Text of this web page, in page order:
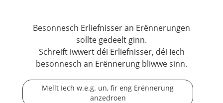
Besonnesch Erliefnisser an Erënnerungen
sollte gedeelt ginn.
Schreift iwwert déi Erliefnisser, déi Iech
besonnesch an Erënnerung bliwwe sinn.
Mellt Iech w.e.g. un, fir eng Erënnerung
anzedroen